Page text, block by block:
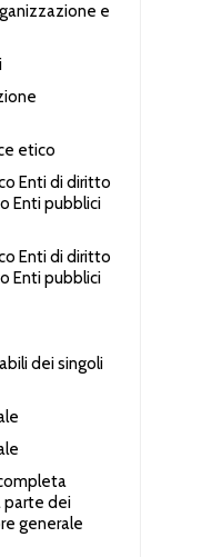
e
etico
Enti di diritto
Enti pubblici
Enti di diritto
Enti pubblici
dei singoli
parte dei
generale